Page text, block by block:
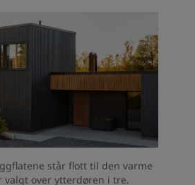
står flott til den varme
valgt over ytterdøren i tre.